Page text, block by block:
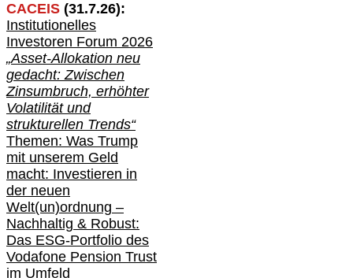
CACEIS (31.7.26):
Institutionelles
Investoren Forum 2026
„Asset-Allokation neu
gedacht: Zwischen
Zinsumbruch, erhöhter
Volatilität und
strukturellen Trends“
Themen: Was Trump
mit unserem Geld
macht: Investieren in
der neuen
Welt(un)ordnung –
Nachhaltig & Robust:
Das ESG-Portfolio des
Vodafone Pension Trust
im Umfeld